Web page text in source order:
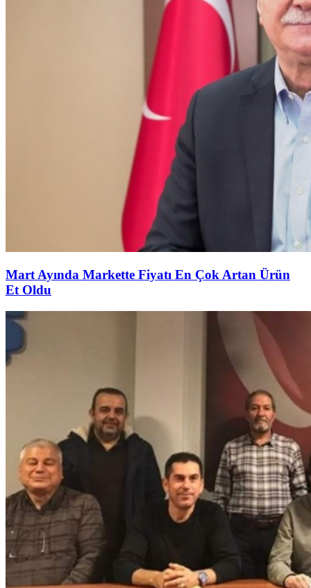
Mart Ayında Markette Fiyatı En Çok Artan Ürün
Et Oldu